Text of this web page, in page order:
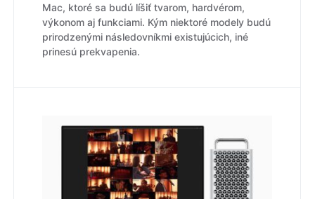
Mac, ktoré sa budú líšiť tvarom, hardvérom,
výkonom aj funkciami. Kým niektoré modely budú
prirodzenými následovníkmi existujúcich, iné
prinesú prekvapenia.